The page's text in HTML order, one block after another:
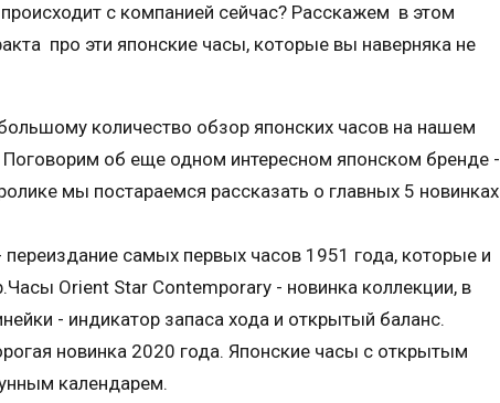
с компанией сейчас? Расскажем в этом
про эти японские часы, которые вы наверняка не
количество обзор японских часов на нашем
Поговорим об еще одном интересном японском бренде -
мы постараемся рассказать о главных 5 новинках
самых первых часов 1951 года, которые и
Orient Star Contemporary - новинка коллекции, в
- индикатор запаса хода и открытый баланс.
новинка 2020 года. Японские часы с открытым
календарем.